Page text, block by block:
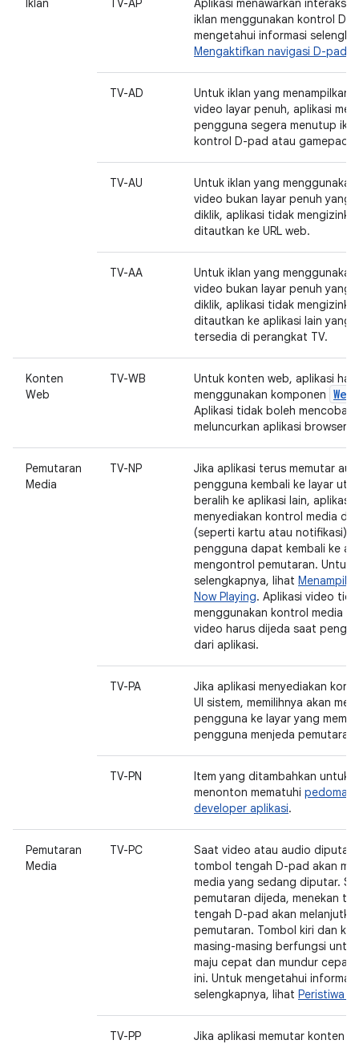
Iklan TV-AP
Aplikasi menawarkan interaksi
iklan menggunakan kontrol D-
mengetahui informasi
Mengaktifkan navigasi D-pad
TV-AD
Untuk iklan yang menampilkan
video layar penuh, aplikasi
pengguna segera menutup
kontrol D-pad atau gamepad.
TV-AU
Untuk iklan yang
video bukan layar penuh yang
diklik, aplikasi tidak
ditautkan ke URL web.
TV-AA
Untuk iklan yang
video bukan layar penuh yang
diklik, aplikasi tidak
ditautkan ke aplikasi lain yang
tersedia di perangkat TV.
Konten
Web
TV-WB
Untuk konten web, aplikasi
menggunakan komponen
Aplikasi tidak boleh mencoba
meluncurkan aplikasi browser
Pemutaran
Media
TV-NP
Jika aplikasi terus memutar
pengguna kembali ke layar
beralih ke aplikasi lain, aplikasi
menyediakan kontrol media di
(seperti kartu atau notifikasi)
pengguna dapat kembali ke
mengontrol pemutaran. Untuk
selengkapnya, lihat
Now Playing. Aplikasi video
menggunakan kontrol media
video harus dijeda saat
dari aplikasi.
TV-PA
Jika aplikasi menyediakan
UI sistem, memilihnya akan
pengguna ke layar yang
pengguna menjeda pemutaran.
TV-PN
Item yang ditambahkan untuk
menonton mematuhi pedoman
developer aplikasi.
Pemutaran
Media
TV-PC
Saat video atau audio diputar,
tombol tengah D-pad akan
media yang sedang diputar.
pemutaran dijeda, menekan
tengah D-pad akan
pemutaran. Tombol kiri dan
masing-masing berfungsi
maju cepat dan mundur cepat
ini. Untuk mengetahui informasi
selengkapnya, lihat Peristiwa
TV-PP
Jika aplikasi memutar konten